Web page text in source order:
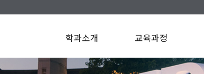
학과소개 교육과정